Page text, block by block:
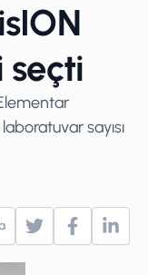
seçti
sayısı